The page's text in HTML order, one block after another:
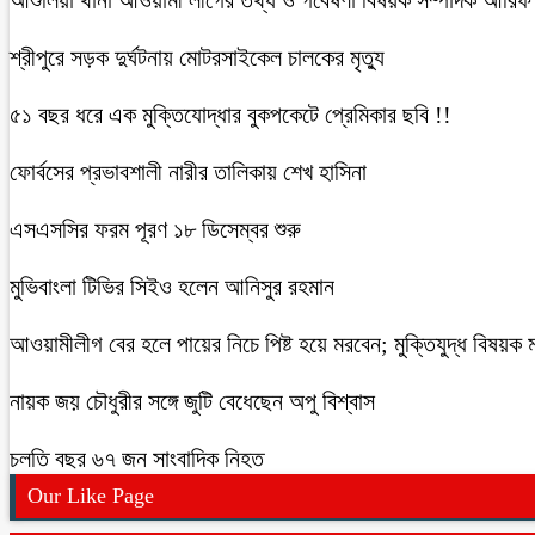
শ্রীপুরে সড়ক দুর্ঘটনায় মোটরসাইকেল চালকের মৃত্যু
৫১ বছর ধরে এক মুক্তিযোদ্ধার বুকপকেটে প্রেমিকার ছবি !!
ফোর্বসের প্রভাবশালী নারীর তালিকায় শেখ হাসিনা
এসএসসির ফরম পূরণ ১৮ ডিসেম্বর শুরু
মুভিবাংলা টিভির সিইও হলেন আনিসুর রহমান
আওয়ামীলীগ বের হলে পায়ের নিচে পিষ্ট হয়ে মরবেন; মুক্তিযুদ্ধ বিষয়ক
নায়ক জয় চৌধুরীর সঙ্গে জুটি বেধেছেন অপু বিশ্বাস
চলতি বছর ৬৭ জন সাংবাদিক নিহত
Our Like Page